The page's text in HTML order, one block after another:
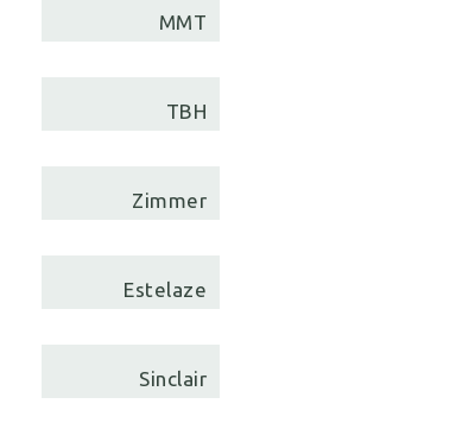
MMT
TBH
Zimmer
Estelaze
Sinclair